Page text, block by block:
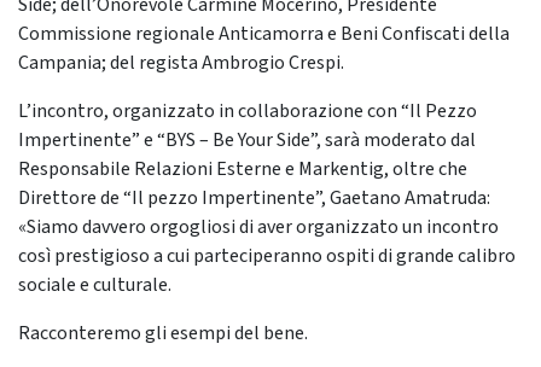
Commissione regionale Anticamorra e Beni Confiscati della
Campania; del regista Ambrogio Crespi.
L’incontro, organizzato in collaborazione con “Il Pezzo
Impertinente” e “BYS – Be Your Side”, sarà moderato dal
Responsabile Relazioni Esterne e Markentig, oltre che
Direttore de “Il pezzo Impertinente”, Gaetano Amatruda:
«Siamo davvero orgogliosi di aver organizzato un incontro
così prestigioso a cui parteciperanno ospiti di grande calibro
sociale e culturale.
Racconteremo gli esempi del bene.